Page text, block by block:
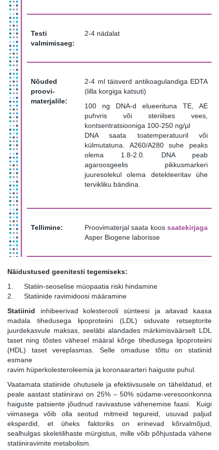
Testi
valmimisaeg:
2-4 nädalat
Nõuded
proovi-
materjalile:
2-4 ml täisverd antikoagulandiga EDTA
(lilla korgiga katsuti)
100 ng DNA-d elueerituna TE, AE
puhvris või steriilses vees,
kontsentratsiooniga 100-250 ng/µl
DNA saata toatemperatuuril või
külmutatuna. A260/A280 suhe peaks
olema 1.8-2.0. DNA peab
agaroosgeelis pikkusmarkeri
juuresolekul olema detekteeritav ühe
tervikliku bändina.
Tellimine: Proovimaterjal saata koos saatekirjaga
Asper Biogene laborisse
Näidustused geenitesti tegemiseks:
Statiin-seoselise müopaatia riski hindamine
Statiinide ravimidoosi määramine
Statiinid inhibeerivad kolesterooli sünteesi ja aitavad kaasa
madala tihedusega lipoproteiini (LDL) siduvate retseptorite
juurdekasvule maksas, seeläbi alandades märkimisväärselt LDL
taset ning tõstes vähesel määral kõrge tihedusega lipoproteiini
(HDL) taset vereplasmas. Selle omaduse tõttu on statiinid
esmane
ravim hüperkolesteroleemia ja koronaararteri haiguste puhul.
Vaatamata statiinide ohutusele ja efektiivsusele on täheldatud, et
peale aastast statiiniravi on 25% – 50% südame-veresoonkonna
haiguste patsiente jõudnud ravivastuse vähenemise faasi. Kuigi
viimasega võib olla seotud mitmeid tegureid, usuvad paljud
eksperdid, et üheks faktoriks on erinevad kõrvalmõjud,
sealhulgas skeletilihaste mürgistus, mille võib põhjustada vähene
statiiniravimite metabolism.